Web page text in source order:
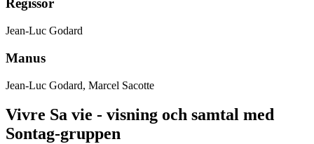
Regissör
Jean-Luc Godard
Manus
Jean-Luc Godard, Marcel Sacotte
Vivre Sa vie - visning och samtal med
Sontag-gruppen